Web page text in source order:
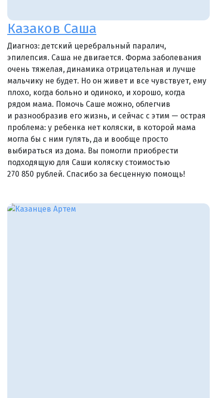
Казаков Саша
Диагноз: детский церебральный паралич,
эпилепсия. Саша не двигается. Форма заболевания
очень тяжелая, динамика отрицательная и лучше
мальчику не будет. Но он живет и все чувствует, ему
плохо, когда больно и одиноко, и хорошо, когда
рядом мама. Помочь Саше можно, облегчив
и разнообразив его жизнь, и сейчас с этим — острая
проблема: у ребенка нет коляски, в которой мама
могла бы с ним гулять, да и вообще просто
выбираться из дома. Вы помогли приобрести
подходящую для Саши коляску стоимостью
270 850 рублей. Спасибо за бесценную помощь!